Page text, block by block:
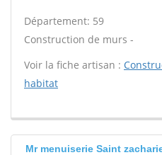
Département: 59
Construction de murs -
Voir la fiche artisan :
habitat
Mr menuiserie Saint